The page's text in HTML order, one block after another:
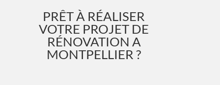
PRÊT À RÉALISER
VOTRE PROJET DE
RÉNOVATION A
MONTPELLIER ?